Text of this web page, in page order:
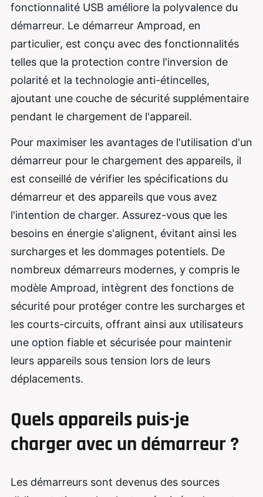
fonctionnalité USB améliore la polyvalence du
démarreur. Le démarreur Amproad, en
particulier, est conçu avec des fonctionnalités
telles que la protection contre l'inversion de
polarité et la technologie anti-étincelles,
ajoutant une couche de sécurité supplémentaire
pendant le chargement de l'appareil.
Pour maximiser les avantages de l'utilisation d'un
démarreur pour le chargement des appareils, il
est conseillé de vérifier les spécifications du
démarreur et des appareils que vous avez
l'intention de charger. Assurez-vous que les
besoins en énergie s'alignent, évitant ainsi les
surcharges et les dommages potentiels. De
nombreux démarreurs modernes, y compris le
modèle Amproad, intègrent des fonctions de
sécurité pour protéger contre les surcharges et
les courts-circuits, offrant ainsi aux utilisateurs
une option fiable et sécurisée pour maintenir
leurs appareils sous tension lors de leurs
déplacements.
Quels appareils puis-je
charger avec un démarreur ?
Les démarreurs sont devenus des sources